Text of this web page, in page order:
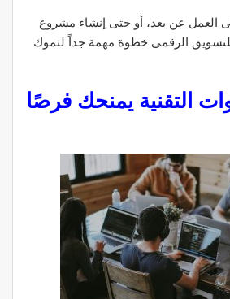
العمل عن بعد، أو حتى إنشاء مشروع
الرقمى خطوة مهمة جداً لنموك
التقنية يمنحك فرصًا